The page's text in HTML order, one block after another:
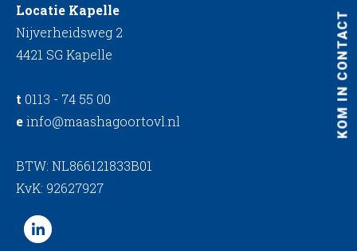
KOM IN CONTACT
Locatie Kapelle
Nijverheidsweg 2
4421 SG Kapelle
t 0113 - 74 55 00
einfo@maashagoortovl.nl
BTW: NL866121833B01
KvK: 92627927